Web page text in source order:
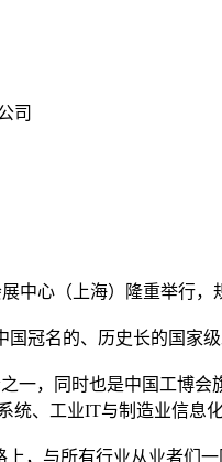
司
中心（上海）隆重举行，
冠名的、历史长的国家
一，同时也是中国工博
、工业IT与制造业信息
，与所有行业从业者们